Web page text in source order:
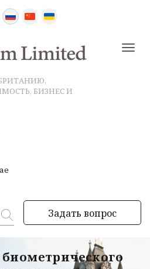
БИЗНЕС И
Задать вопрос
биометрического